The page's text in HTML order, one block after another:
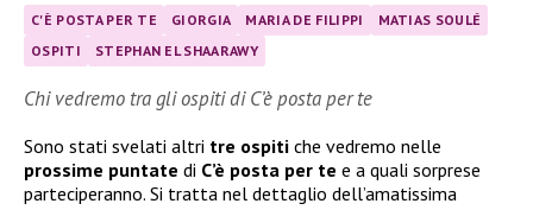
C'È POSTA PER TE GIORGIA MARIA DE FILIPPI
MATIAS SOULÉ
OSPITI
STEPHAN EL SHAARAWY
Chi vedremo tra gli ospiti di C’è posta per te
Sono stati svelati altri tre ospiti che vedremo nelle
prossime puntate di C’è posta per te e a quali sorprese
parteciperanno. Si tratta nel dettaglio dell’amatissima